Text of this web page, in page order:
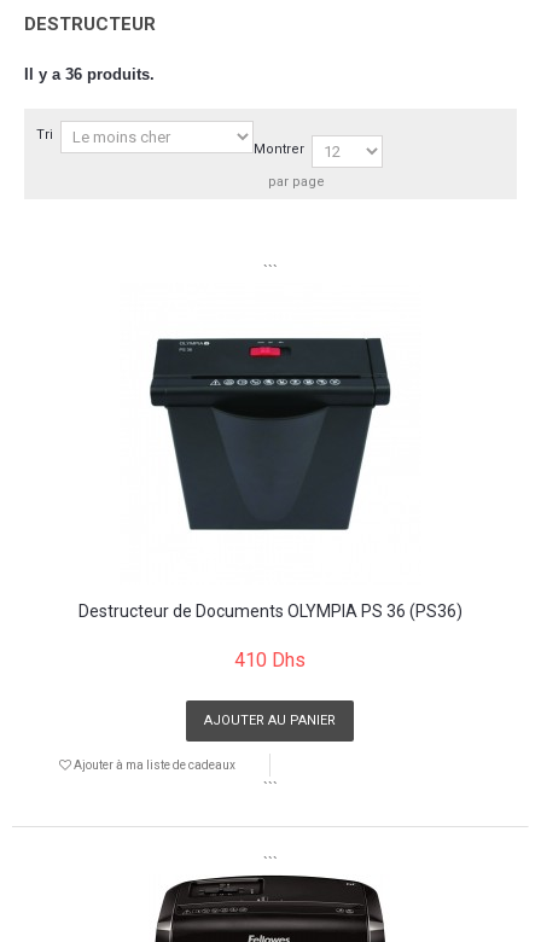
DESTRUCTEUR
Il y a 36 produits.
Tri
Montrer
par page
```
Destructeur de Documents OLYMPIA PS 36 (PS36)
410 Dhs
AJOUTER AU PANIER
Ajouter à ma liste de cadeaux
```
```